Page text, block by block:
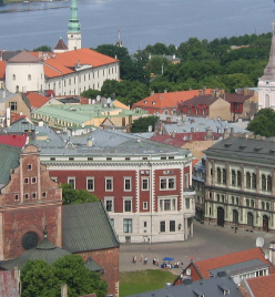
TURKMÉNISTAN
TURQUIE
VIETNAM
ZANZIBAR